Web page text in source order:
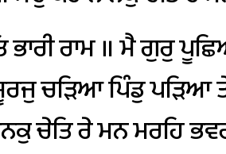
ਭਾਰੀਰਾਮ॥ਮੈਗੁਰੁ
ਚੜਿਆਪਿੰਡੁਪੜਿਆ
ਚੇਤਿਰੇਮਨਮਰਹਿ